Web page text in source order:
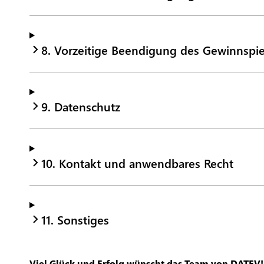
8. Vorzeitige Beendigung des
9. Datenschutz
10. Kontakt und anwendbares Recht
11. Sonstiges